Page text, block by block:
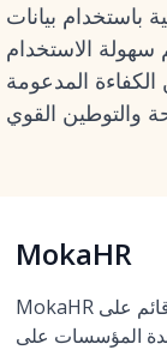
باستخدام بيانات
سهولة الاستخدام
المدعومة
MokaHR
MokaHR هو برنامج خدمة للموارد البشرية قائم على
المؤسسات على